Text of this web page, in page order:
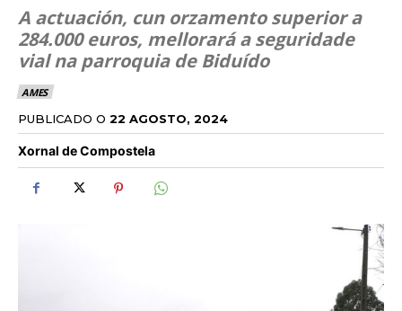
A actuación, cun orzamento superior a
284.000 euros, mellorará a seguridade
vial na parroquia de Biduído
AMES
PUBLICADO O 22 AGOSTO, 2024
Xornal de Compostela